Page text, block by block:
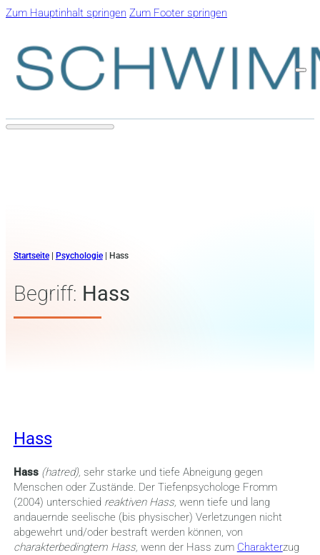
Zum Hauptinhalt springen Zum Footer springen
Startseite| Psychologie| Hass
Begriff: Hass
Hass
Hass (hatred), sehr starke und tiefe Abneigung gegen
Menschen oder Zustände. Der Tiefenpsychologe Fromm
(2004) unterschied reaktiven Hass, wenn tiefe und lang
andauernde seelische (bis physischer) Verletzungen nicht
abgewehrt und/oder bestraft werden können, von
charakterbedingtem Hass, wenn der Hass zum Charakterzug